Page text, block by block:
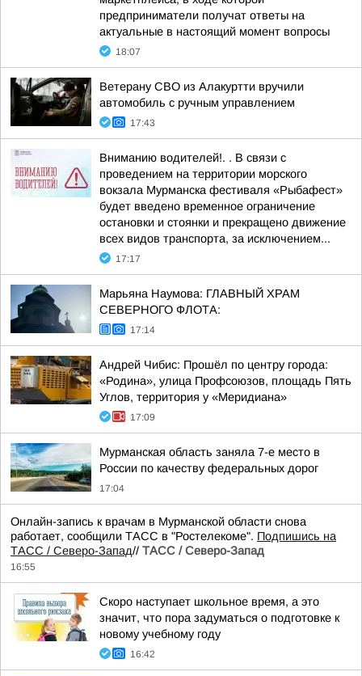
предприниматели получат ответы на
актуальные в настоящий момент вопросы
18:07
Ветерану СВО из Алакуртти вручили
автомобиль с ручным управлением
17:43
Вниманию водителей!. . В связи с
проведением на территории морского
вокзала Мурманска фестиваля «Рыбафест»
будет введено временное ограничение
остановки и стоянки и прекращено движение
всех видов транспорта, за исключением...
17:17
Марьяна Наумова: ГЛАВНЫЙ ХРАМ
СЕВЕРНОГО ФЛОТА:
17:14
Андрей Чибис: Прошёл по центру города:
«Родина», улица Профсоюзов, площадь Пять
Углов, территория у «Меридиана»
17:09
Мурманская область заняла 7-е место в
России по качеству федеральных дорог
17:04
Онлайн-запись к врачам в Мурманской области снова
работает, сообщили ТАСС в "Ростелекоме". Подпишись на
ТАСС / Северо-Запад// ТАСС / Северо-Запад
16:55
Скоро наступает школьное время, а это
значит, что пора задуматься о подготовке к
новому учебному году
16:42